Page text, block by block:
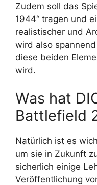
Zudem soll das
1944“ tragen und
realistischer und
wird also
diese beiden
wird.
Was hat
Battlefield
Natürlich ist es
um sie in Zukunft
sicherlich einige
Veröffentlichung